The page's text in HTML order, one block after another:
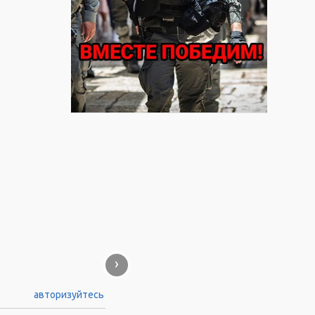
›
авторизуйтесь